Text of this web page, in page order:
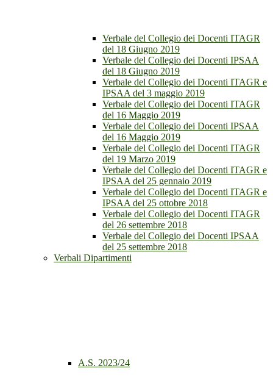
Verbale del Collegio dei Docenti ITAGR
del 18 Giugno 2019
Verbale del Collegio dei Docenti IPSAA
del 18 Giugno 2019
Verbale del Collegio dei Docenti ITAGR e
IPSAA del 3 maggio 2019
Verbale del Collegio dei Docenti ITAGR
del 16 Maggio 2019
Verbale del Collegio dei Docenti IPSAA
del 16 Maggio 2019
Verbale del Collegio dei Docenti ITAGR
del 19 Marzo 2019
Verbale del Collegio dei Docenti ITAGR e
IPSAA del 25 gennaio 2019
Verbale del Collegio dei Docenti ITAGR e
IPSAA del 25 ottobre 2018
Verbale del Collegio dei Docenti ITAGR
del 26 settembre 2018
Verbale del Collegio dei Docenti IPSAA
del 25 settembre 2018
Verbali Dipartimenti
A.S. 2023/24